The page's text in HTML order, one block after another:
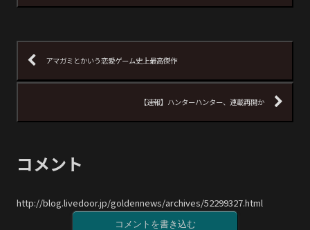
アマガミとかいう恋愛ゲーム史上最高傑作
【速報】ハンターハンター、連載再開か
コメント
http://blog.livedoor.jp/goldennews/archives/52299327.html
コメントを書き込む